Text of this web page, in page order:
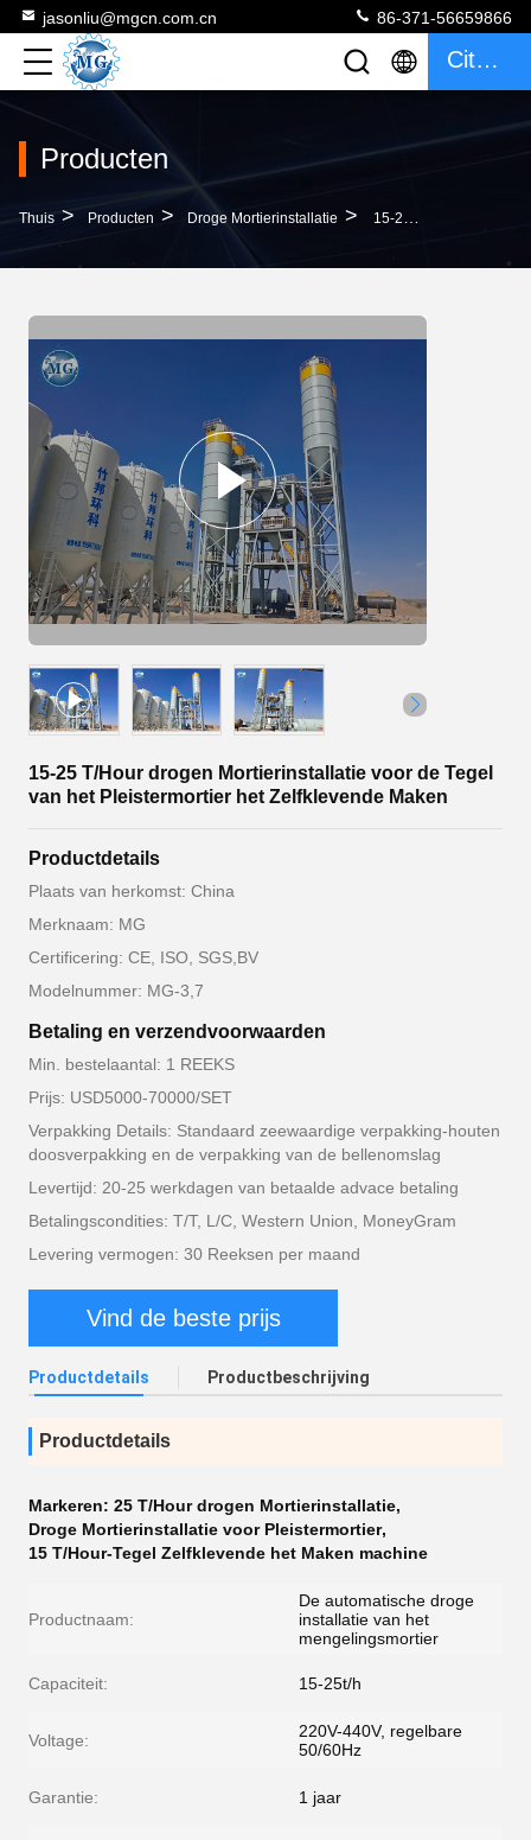
jasonliu@mgcn.com.cn 86-371-56659866
Citaat
Producten
Thuis > Producten > Droge Mortierinstallatie > 15-25 T/Hour Drogen Mortierinstallatie Voor De Tegel Van Het Pleistermortier Het Zelfklevende Maken
15-25 T/Hour drogen Mortierinstallatie voor de Tegel
van het Pleistermortier het Zelfklevende Maken
Productdetails
Plaats van herkomst: China
Merknaam: MG
Certificering: CE, ISO, SGS,BV
Modelnummer: MG-3,7
Betaling en verzendvoorwaarden
Min. bestelaantal: 1 REEKS
Prijs: USD5000-70000/SET
Verpakking Details: Standaard zeewaardige verpakking-houten
doosverpakking en de verpakking van de bellenomslag
Levertijd: 20-25 werkdagen van betaalde advace betaling
Betalingscondities: T/T, L/C, Western Union, MoneyGram
Levering vermogen: 30 Reeksen per maand
Vind de beste prijs
Productdetails Productbeschrijving
Productdetails
Markeren: 25 T/Hour drogen Mortierinstallatie,
Droge Mortierinstallatie voor Pleistermortier,
15 T/Hour-Tegel Zelfklevende het Maken machine
Productnaam:
De automatische droge
installatie van het
mengelingsmortier
Capaciteit: 15-25t/h
Voltage:
220V-440V, regelbare
50/60Hz
Garantie: 1 jaar